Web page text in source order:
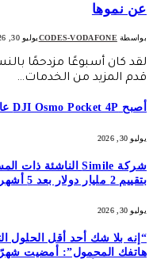
عن نموها
بواسطة CODES-VODAFONEيوليو 30, 2026
لقد كان أسبوعًا مزدحمًا
قدم المزيد من الخدمات…
أصبح DJI Osmo Pocket 4P عالميًا
يوليو 30, 2026
بتقييم 2 مليار دولار بعد 5 أشهر من السلسلة A بقيمة 100 مليون دولار
يوليو 30, 2026
“إنه بلا شك أحد أقل الحلول